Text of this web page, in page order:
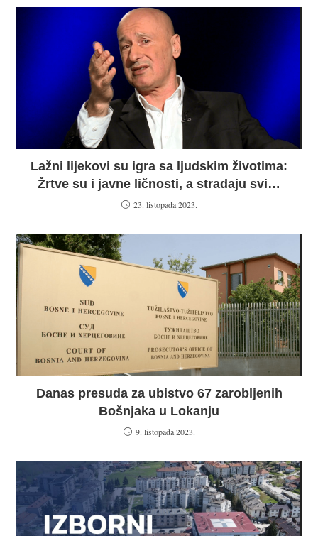
Lažni lijekovi su igra sa ljudskim životima:
Žrtve su i javne ličnosti, a stradaju svi…
23. listopada 2023.
Danas presuda za ubistvo 67 zarobljenih
Bošnjaka u Lokanju
9. listopada 2023.